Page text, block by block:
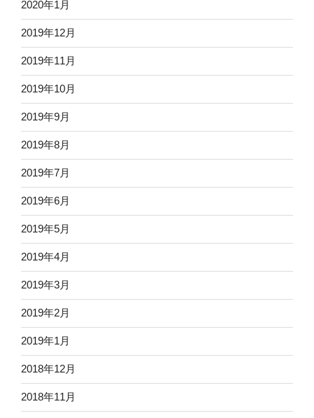
2020年1月
2019年12月
2019年11月
2019年10月
2019年9月
2019年8月
2019年7月
2019年6月
2019年5月
2019年4月
2019年3月
2019年2月
2019年1月
2018年12月
2018年11月